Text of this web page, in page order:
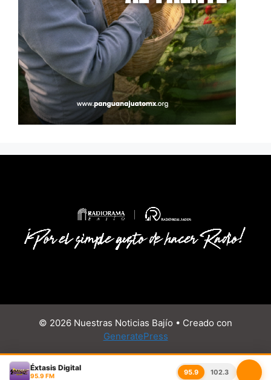
© 2026 Nuestras Noticias Bajío • Creado con
GeneratePress
Éxtasis Digital
95.9 FM 95.9 102.3